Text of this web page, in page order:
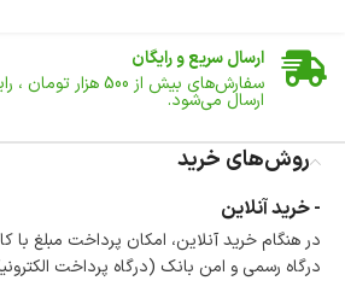
ارسال سریع و رایگان
سفارش‌های بیش از 500 هزار تومان ،
ارسال می‌شود.
تا 14 روز پس از تحویل کالا می‌توانید آن را برگشت دهید.
امکان پرداخت در محل
در هنگام خرید محصول، امکان
وجود دارد.
امکان پرداخت اقساطی
روش‌های خرید
- خرید آنلاین
در هنگام خرید آنلاین، امکان پرداخت مبلغ با
درگاه رسمی و امن بانک (درگاه پرداخت